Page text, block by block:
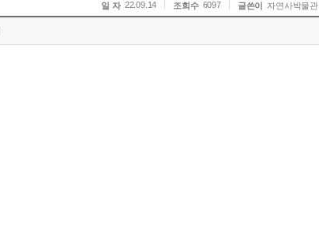
일 자 22.09.14 조회수 6097 글쓴이 자연사박물관